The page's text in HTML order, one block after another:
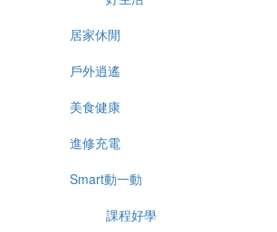
居家休閒
戶外逍遙
美食健康
進修充電
Smart動一動
課程好學